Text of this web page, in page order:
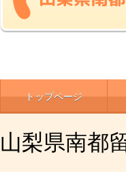
トップページ
山梨県南都